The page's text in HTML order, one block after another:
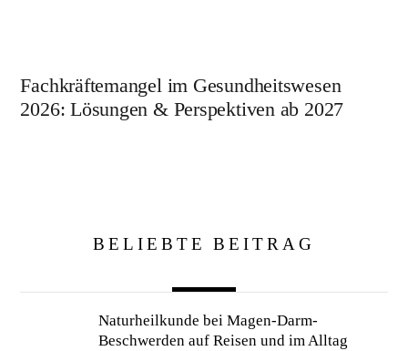
Fachkräftemangel im Gesundheitswesen
2026: Lösungen & Perspektiven ab 2027
BELIEBTE BEITRAG
Naturheilkunde bei Magen-Darm-
Beschwerden auf Reisen und im Alltag